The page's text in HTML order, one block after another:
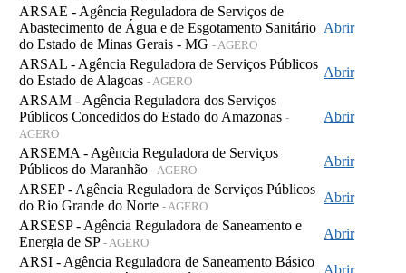
ARSAE - Agência Reguladora de Serviços de
Abastecimento de Água e de Esgotamento Sanitário
do Estado de Minas Gerais - MG - AGERO
Abrir
ARSAL - Agência Reguladora de Serviços Públicos
do Estado de Alagoas - AGERO
Abrir
ARSAM - Agência Reguladora dos Serviços
Públicos Concedidos do Estado do Amazonas -
AGERO
Abrir
ARSEMA - Agência Reguladora de Serviços
Públicos do Maranhão - AGERO
Abrir
ARSEP - Agência Reguladora de Serviços Públicos
do Rio Grande do Norte - AGERO
Abrir
ARSESP - Agência Reguladora de Saneamento e
Energia de SP - AGERO
Abrir
ARSI - Agência Reguladora de Saneamento Básico
Abrir